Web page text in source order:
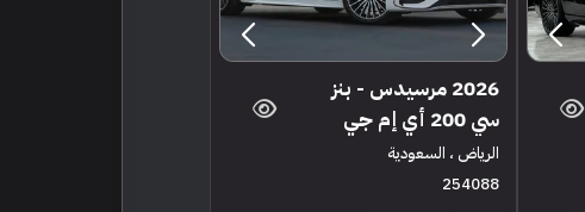
2026 مرسيدس - بنز
سي 200 أي إم جي
الرياض ، السعودية
254088